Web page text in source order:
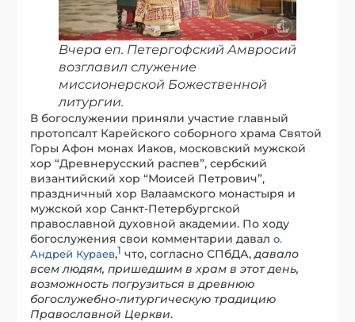
Вчера еп. Петергофский Амвросий
возглавил служение
миссионерской Божественной
литургии.
В богослужении приняли участие главный
протопсалт Карейского соборного храма Святой
Горы Афон монах Иаков, московский мужской
хор “Древнерусский распев”, сербский
византийский хор “Моисей Петрович”,
праздничный хор Валаамского монастыря и
мужской хор Санкт-Петербургской
православной духовной академии. По ходу
богослужения свои комментарии давало.
Андрей Кураев,1 что, согласно СПбДА,давало
всем людям, пришедшим в храм в этот день,
возможность погрузиться в древнюю
богослужебно-литургическую традицию
Православной Церкви.